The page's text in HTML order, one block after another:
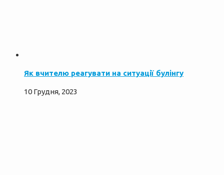
Як вчителю реагувати на ситуації булінгу
10 Грудня, 2023